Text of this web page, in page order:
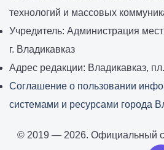
технологий и массовых
Учредитель: Администрация
г. Владикавказ
Адрес редакции: Владикавказ,
Соглашение о пользовании
системами и ресурсами города
© 2019 — 2026. Официальный